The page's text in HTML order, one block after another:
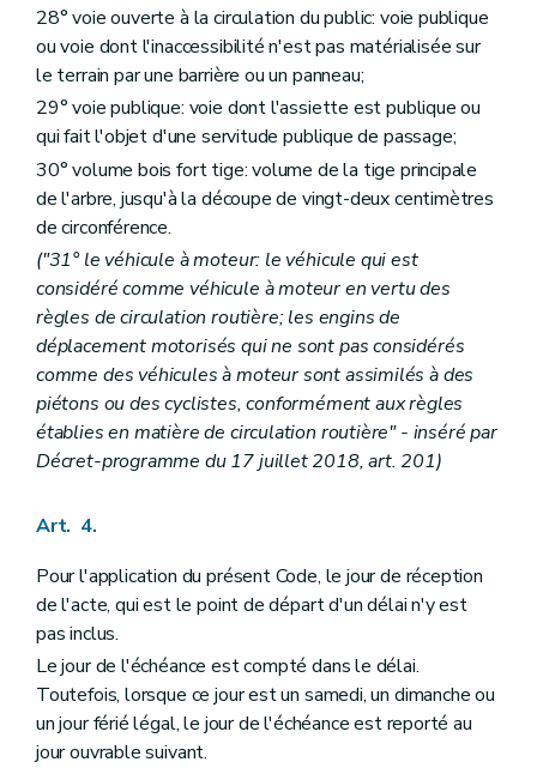
28° voie ouverte à la circulation du public: voie publique
ou voie dont l'inaccessibilité n'est pas matérialisée sur
le terrain par une barrière ou un panneau;
29° voie publique: voie dont l'assiette est publique ou
qui fait l'objet d'une servitude publique de passage;
30° volume bois fort tige: volume de la tige principale
de l'arbre, jusqu'à la découpe de vingt-deux centimètres
de circonférence.
("31° le véhicule à moteur: le véhicule qui est
considéré comme véhicule à moteur en vertu des
règles de circulation routière; les engins de
déplacement motorisés qui ne sont pas considérés
comme des véhicules à moteur sont assimilés à des
piétons ou des cyclistes, conformément aux règles
établies en matière de circulation routière" - inséré par
Décret-programme du 17 juillet 2018, art. 201)
Art. 4.
Pour l'application du présent Code, le jour de réception
de l'acte, qui est le point de départ d'un délai n'y est
pas inclus.
Le jour de l'échéance est compté dans le délai.
Toutefois, lorsque ce jour est un samedi, un dimanche ou
un jour férié légal, le jour de l'échéance est reporté au
jour ouvrable suivant.